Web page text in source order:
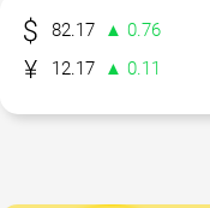
82.17 ▲ 0.76
12.17
▲ 0.11